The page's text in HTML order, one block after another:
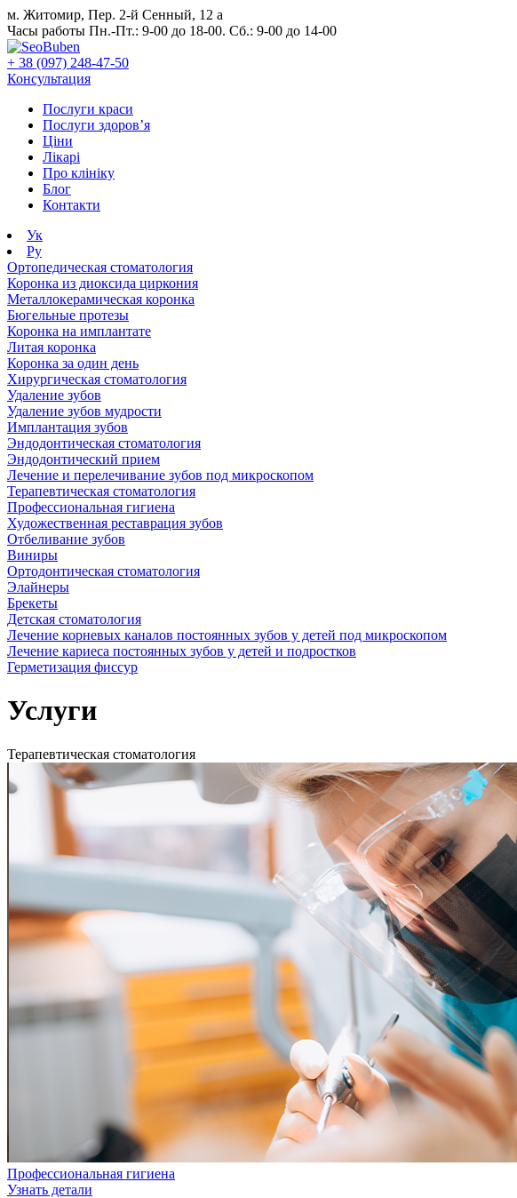
м. Житомир, Пер. 2-й Сенный, 12 а
Часы работы Пн.-Пт.: 9-00 до 18-00. Сб.: 9-00 до 14-00
+ 38 (097) 248-47-50
Консультация
Послуги краси
Послуги здоров’я
Ціни
Лікарі
Про клініку
Блог
Контакти
Ук
Ру
Ортопедическая стоматология
Коронка из диоксида циркония
Металлокерамическая коронка
Бюгельные протезы
Коронка на имплантате
Литая коронка
Коронка за один день
Хирургическая стоматология
Удаление зубов
Удаление зубов мудрости
Имплантация зубов
Эндодонтическая стоматология
Эндодонтический прием
Лечение и перелечивание зубов под микроскопом
Терапевтическая стоматология
Профессиональная гигиена
Художественная реставрация зубов
Отбеливание зубов
Виниры
Ортодонтическая стоматология
Элайнеры
Брекеты
Детская стоматология
Лечение корневых каналов постоянных зубов у детей под микроскопом
Лечение кариеса постоянных зубов у детей и подростков
Герметизация фиссур
Услуги
Терапевтическая стоматология
Профессиональная гигиена
Узнать детали